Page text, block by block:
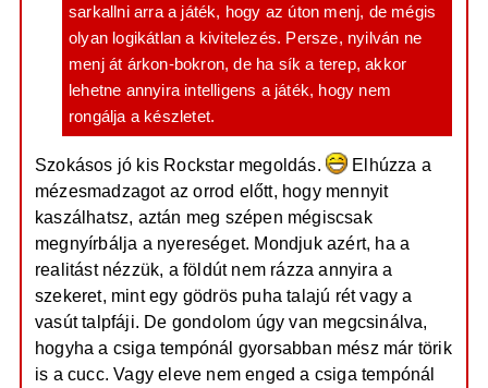
sarkallni arra a játék, hogy az úton menj, de mégis
olyan logikátlan a kivitelezés. Persze, nyilván ne
menj át árkon-bokron, de ha sík a terep, akkor
lehetne annyira intelligens a játék, hogy nem
rongálja a készletet.
Szokásos jó kis Rockstar megoldás.
Elhúzza a
mézesmadzagot az orrod előtt, hogy mennyit
kaszálhatsz, aztán meg szépen mégiscsak
megnyírbálja a nyereséget. Mondjuk azért, ha a
realitást nézzük, a földút nem rázza annyira a
szekeret, mint egy gödrös puha talajú rét vagy a
vasút talpfáji. De gondolom úgy van megcsinálva,
hogyha a csiga tempónál gyorsabban mész már törik
is a cucc. Vagy eleve nem enged a csiga tempónál